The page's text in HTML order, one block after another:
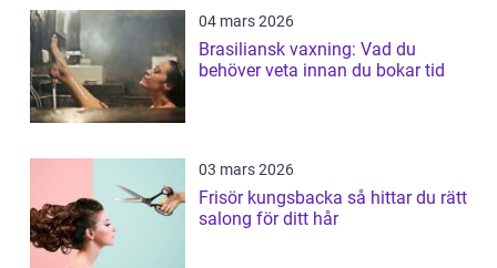
04 mars 2026
Brasiliansk vaxning: Vad du
behöver veta innan du bokar tid
03 mars 2026
Frisör kungsbacka så hittar du rätt
salong för ditt hår